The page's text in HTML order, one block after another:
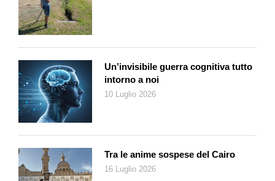
Un’invisibile guerra cognitiva tutto
intorno a noi
10 Luglio 2026
Tra le anime sospese del Cairo
16 Luglio 2026